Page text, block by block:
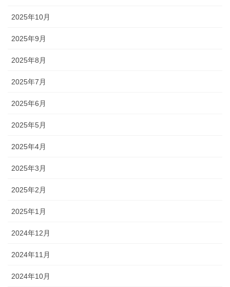
2025年10月
2025年9月
2025年8月
2025年7月
2025年6月
2025年5月
2025年4月
2025年3月
2025年2月
2025年1月
2024年12月
2024年11月
2024年10月